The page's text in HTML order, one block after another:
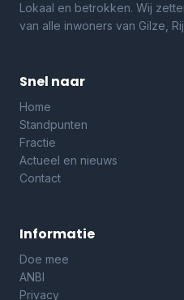
Lokaal en betrokken. Wij
van alle inwoners van Gilze,
Snel naar
Home
Standpunten
Fractie
Actueel en nieuws
Contact
Informatie
Doe mee
ANBI
Privacy